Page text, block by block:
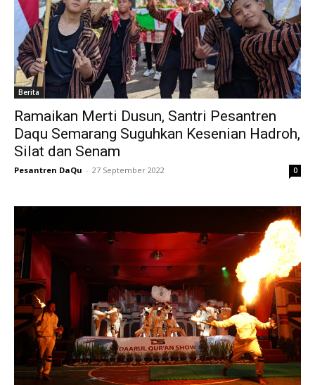
Berita
Ramaikan Merti Dusun, Santri Pesantren
Daqu Semarang Suguhkan Kesenian Hadroh,
Silat dan Senam
Pesantren DaQu - 27 September 2022 0